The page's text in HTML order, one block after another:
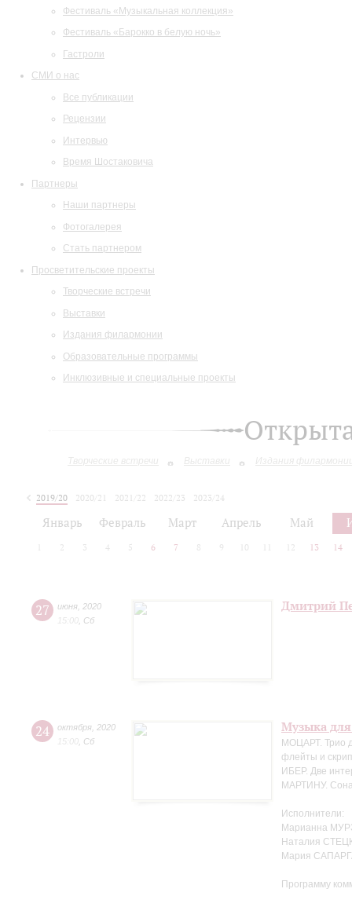
Фестиваль «Музыкальная коллекция»
Фестиваль «Барокко в белую ночь»
Гастроли
СМИ о нас
Все публикации
Рецензии
Интервью
Время Шостаковича
Партнеры
Наши партнеры
Фотогалерея
Стать партнером
Просветительские проекты
Творческие встречи
Выставки
Издания филармонии
Образовательные программы
Инклюзивные и специальные проекты
Творческие встречи Выставки Издания
2019/20 2020/21 2021/22 2022/23
2023/24
Январь Февраль Март Апрель Май
2 3 4 5 6 7 8 9 10 12 13 14
27 июня 2020
15:00 Сб
Дмитрий
24 октября 2020
15:00 Сб
Музыка
МОЦАРТ. Трио
флейты и
ИБЕР. Две
МАРТИНУ.
Исполнители:
Марианна
Наталия
Мария
Программу